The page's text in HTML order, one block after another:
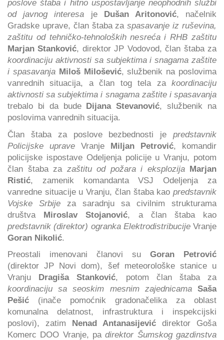
poslove štaba i hitno uspostavljanje neophodnih službi
od javnog interesa je Dušan Aritonović, načelnik
Gradske uprave, član štaba zaspasavanje iz ruševina,
zaštitu od tehničko-tehnoloških nesreća i RHB zaštitu
Marjan Stanković, direktor JP Vodovod, član štaba za
koordinaciju aktivnosti sa subjektima i snagama zaštite
i spasavanja Miloš Milošević, službenik na poslovima
vanrednih situacija, a član tog tela za koordinaciju
aktivnosti sa subjektima i snagama zaštite i spasavanja
trebalo bi da bude
Dijana Stevanović, službenik na
poslovima vanrednih situacija.
Član štaba za poslove bezbednosti je predstavnik
Policijske uprave Vranje Miljan Petrović, komandir
policijske ispostave Odeljenja policije u Vranju, potom
član štaba za zaštitu od požara i eksplozijaMarjan
Ristić, zamenik komandanta VSJ Odeljenja za
vanredne situacije u Vranju, član štaba kao predstavnik
Vojske Srbije za saradnju sa civilnim strukturama
društva Miroslav Stojanović, a član štaba kao
predstavnik (direktor) ogranka ElektrodistribucijeVranje
Goran Nikolić.
Preostali imenovani članovi su Goran Petrović
(direktor JP Novi dom), šef meteorološke stanice u
Vranju Dragiša Stanković, potom član štaba za
koordinaciju sa seoskim mesnim zajednicama Saša
Pešić (inače pomoćnik gradonačelika za oblast
komunalna delatnost, infrastruktura i inspekcijski
poslovi), zatim
Nenad Antanasijević direktor Goša
Komerc DOO Vranje, pa direktor Šumskog gazdinstva